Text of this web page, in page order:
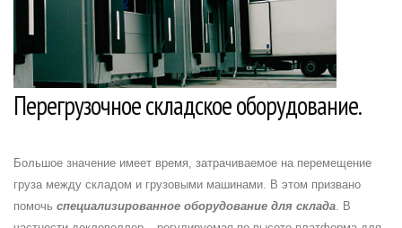
Перегрузочное складское оборудование.
Большое значение имеет время, затрачиваемое на перемещение
груза между складом и грузовыми машинами. В этом призвано
помочь специализированное оборудование для склада. В